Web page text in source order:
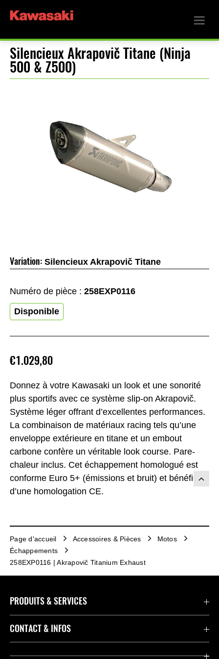
Silencieux Akrapovič Titane (Ninja
500 & Z500)
Donnez à votre Kawasaki un look et une sonorité
plus sportifs avec ce système slip-on Akrapovič.
Système léger offrant d’excellentes performances.
La combinaison de matériaux racing tels qu’une
enveloppe extérieure en titane et un embout
carbone confère un véritable look course. Pare-
chaleur inclus. Cet échappement homologué est
conforme Euro 5+ (émissions et bruit) et bénéficie
d’une homologation CE.
€1.029,80
Variation: Silencieux Akrapovič Titane
Numéro de pièce : 258EXP0116
Disponible
Page d'accueil Accessoires & Pièces
Motos
Échappements
258EXP0116 | Akrapovič Titanium Exhaust
PRODUITS & SERVICES
Accessoires & Pièces
CONTACT & INFOS
Contact